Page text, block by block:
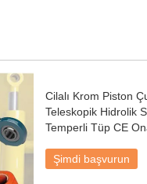
Cilalı Krom Piston
Teleskopik Hidrolik
Temperli Tüp CE
Şimdi başvurun